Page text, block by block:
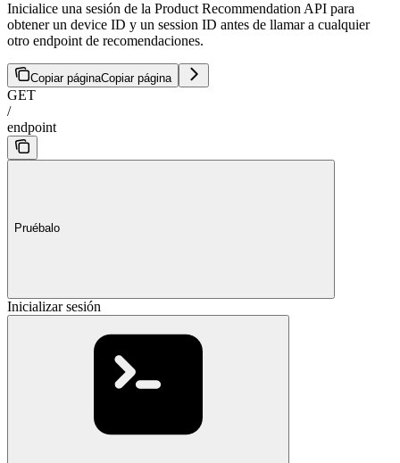
Inicialice una sesión de la Product Recommendation API para
obtener un device ID y un session ID antes de llamar a cualquier
otro endpoint de recomendaciones.
Copiar páginaCopiar página
GET
/
endpoint
Pruébalo
Inicializar sesión